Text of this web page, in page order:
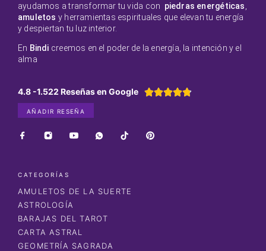
ayudamos a transformar tu vida con piedras energéticas
amuletos y herramientas espirituales que elevan tu energía
y despiertan tu luz interior.
En Bindi creemos en el poder de la energía, la intención y el
alma
4.8 -1.522 Reseñas en Google 
AÑADIR RESEÑA
CATEGORÍAS
AMULETOS DE LA SUERTE
ASTROLOGÍA
BARAJAS DEL TAROT
CARTA ASTRAL
GEOMETRÍA SAGRADA